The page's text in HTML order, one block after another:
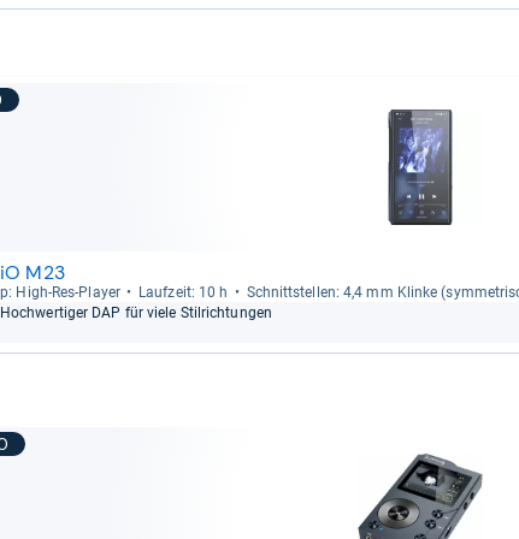
M23
High-​Res-​Player Lauf­zeit: 10 h
Schnitt­stel­len: 4,4 mm Klinke
Hoch­wer­ti­ger DAP für viele Stil­rich­tun­gen